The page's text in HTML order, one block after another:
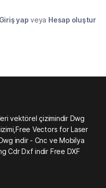
Giriş yap veya Hesap oluştur
vektörel çizimindir Dwg
Vectors for Laser
indir - Cnc ve Mobilya
Cdr Dxf indir Free DXF